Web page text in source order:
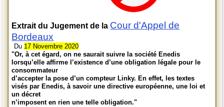
Extrait du Jugement de la Cour d'Appel de
Bordeaux
Du 17 Novembre 2020
"Or, à cet égard, on ne saurait suivre la société Enedis
lorsqu’elle affirme l’existence d’une obligation légale pour le
consommateur
d’accepter la pose d’un compteur Linky. En effet, les textes
visés par Enedis, à savoir une directive européenne, une loi et
un décret
n’imposent en rien une telle obligation."